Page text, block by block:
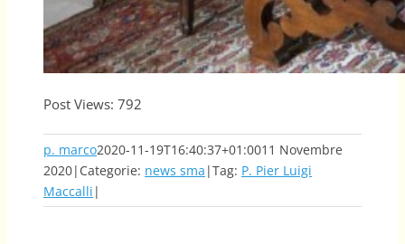
Post Views: 792
p. marco2020-11-19T16:40:37+01:0011 Novembre
2020| Categorie: news sma |Tag: P. Pier Luigi
Maccalli |